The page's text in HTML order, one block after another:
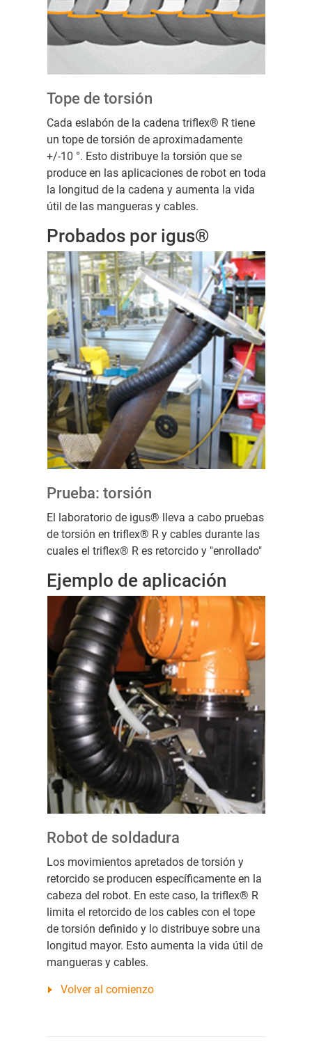
Tope de torsión
Cada eslabón de la cadena triflex® R tiene
un tope de torsión de aproximadamente
+/-10 °. Esto distribuye la torsión que se
produce en las aplicaciones de robot en toda
la longitud de la cadena y aumenta la vida
útil de las mangueras y cables.
Probados por igus®
Prueba: torsión
El laboratorio de igus® lleva a cabo pruebas
de torsión en triflex® R y cables durante las
cuales el triflex® R es retorcido y "enrollado"
Ejemplo de aplicación
Robot de soldadura
Los movimientos apretados de torsión y
retorcido se producen específicamente en la
cabeza del robot. En este caso, la triflex® R
limita el retorcido de los cables con el tope
de torsión definido y lo distribuye sobre una
longitud mayor. Esto aumenta la vida útil de
mangueras y cables.
Volver al comienzo